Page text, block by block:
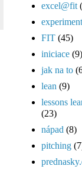
excel@fit
experiment
FIT (45)
iniciace (9)
jak na to
lean (9)
lessons
(23)
nápad (8)
pitching